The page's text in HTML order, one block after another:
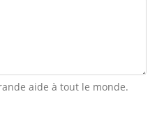
aide à tout le monde.